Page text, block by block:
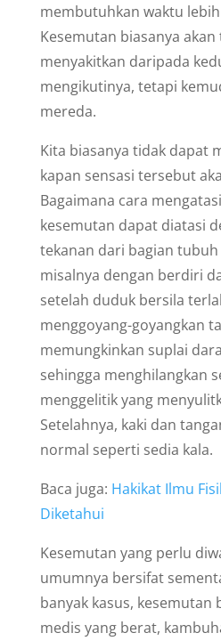
membutuhkan waktu
Kesemutan biasanya
menyakitkan daripada
mengikutinya, tetapi
mereda.
Kita biasanya tidak dapat
kapan sensasi tersebut
Bagaimana cara
kesemutan dapat diatasi
tekanan dari bagian
misalnya dengan berdiri
setelah duduk bersila
menggoyang-goyangkan
memungkinkan suplai
sehingga menghilangkan
menggelitik yang
Setelahnya, kaki dan
normal seperti sedia kala.
Baca juga: Hakikat Ilmu
Diketahui
Kesemutan yang perlu
umumnya bersifat
banyak kasus, kesemutan
medis yang berat,